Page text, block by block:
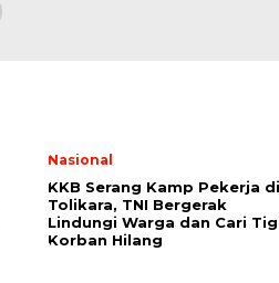
Nasional
KKB Serang Kamp Pekerja di
Tolikara, TNI Bergerak
Lindungi Warga dan Cari
Korban Hilang